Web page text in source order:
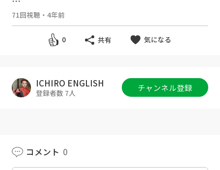
公式WEBサイトはこちら！
https://www.teblaenglishcommunity.com
00:50 英文解説
05:14 発音解説
71回視聴 ・ 4年前
0 共有 気になる
ICHIRO ENGLISH
登録者数 7人
チャンネル登録
コメント 0